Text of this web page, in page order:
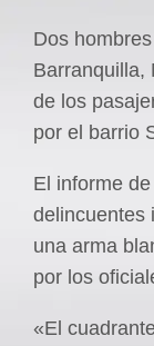
Dos
Barranquilla,
de los
por el barrio
El informe
delincuentes
una arma
por los
«El